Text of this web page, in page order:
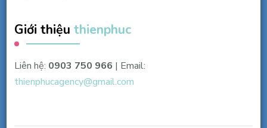
Giới thiệu thienphuc
Liên hệ: 0903 750 966 | Email:
thienphucagency@gmail.com